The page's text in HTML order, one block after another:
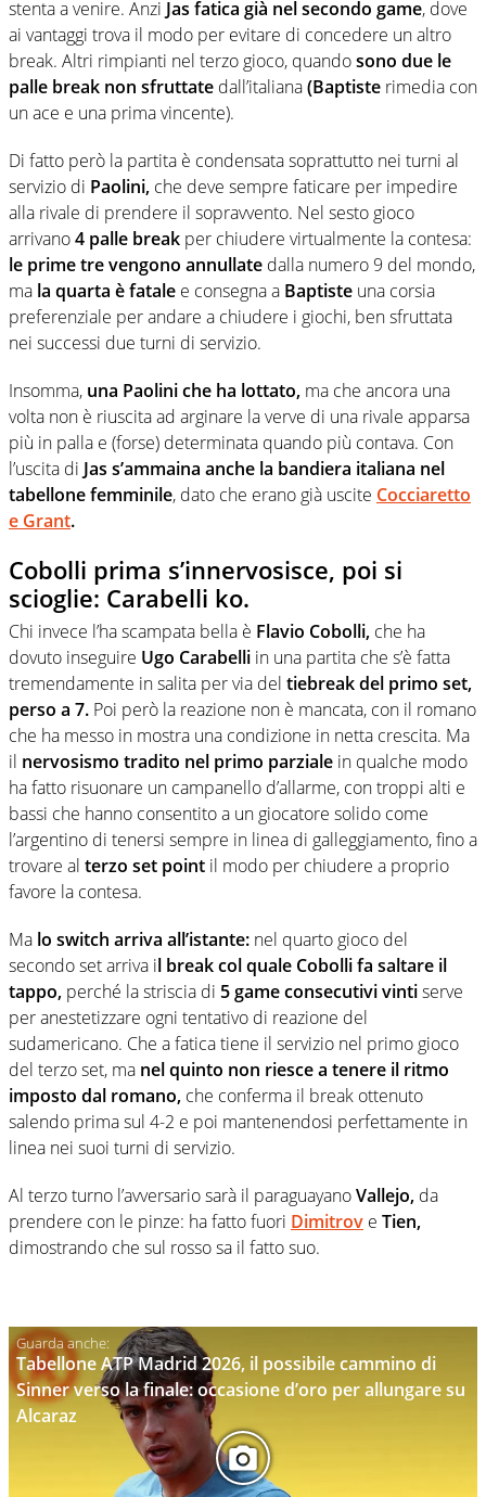
stenta a venire. Anzi Jas fatica già nel secondo game, dove
ai vantaggi trova il modo per evitare di concedere un altro
break. Altri rimpianti nel terzo gioco, quandosono due le
palle break non sfruttate dall’italiana(Baptiste rimedia con
un ace e una prima vincente).
Di fatto però la partita è condensata soprattutto nei turni al
servizio di Paolini, che deve sempre faticare per impedire
alla rivale di prendere il sopravvento. Nel sesto gioco
arrivano4 palle break per chiudere virtualmente la contesa:
le prime tre vengono annullate dalla numero 9 del mondo,
ma la quarta è fatale e consegna a Baptiste una corsia
preferenziale per andare a chiudere i giochi, ben sfruttata
nei successi due turni di servizio.
Insomma, una Paolini che ha lottato, ma che ancora una
volta non è riuscita ad arginare la verve di una rivale apparsa
più in palla e (forse) determinata quando più contava. Con
l’uscita di Jas s’ammaina anche la bandiera italiana nel
tabellone femminile, dato che erano già uscite Cocciaretto
e Grant.
Cobolli prima s’innervosisce, poi si
scioglie: Carabelli ko.
Chi invece l’ha scampata bella è Flavio Cobolli, che ha
dovuto inseguire Ugo Carabelli in una partita che s’è fatta
tremendamente in salita per via del tiebreak del primo set,
perso a 7. Poi però la reazione non è mancata, con il romano
che ha messo in mostra una condizione in netta crescita. Ma
il nervosismo tradito nel primo parziale in qualche modo
ha fatto risuonare un campanello d’allarme, con troppi alti e
bassi che hanno consentito a un giocatore solido come
l’argentino di tenersi sempre in linea di galleggiamento, fino a
trovare al terzo set point il modo per chiudere a proprio
favore la contesa.
Ma lo switch arriva all’istante: nel quarto gioco del
secondo set arriva il break col quale Cobollifa saltare il
tappo, perché la striscia di 5 game consecutivi vintiserve
per anestetizzare ogni tentativo di reazione del
sudamericano. Che a fatica tiene il servizio nel primo gioco
del terzo set, ma nel quinto non riesce a tenere il ritmo
imposto dal romano, che conferma il break ottenuto
salendo prima sul 4-2 e poi mantenendosi perfettamente in
linea nei suoi turni di servizio.
Al terzo turno l’avversario sarà il paraguayanoVallejo, da
prendere con le pinze: ha fatto fuori Dimitrov e Tien,
dimostrando che sul rosso sa il fatto suo.
Tabellone ATP Madrid 2026, il possibile cammino di
Sinner verso la finale: occasione d’oro per allungare su
Alcaraz